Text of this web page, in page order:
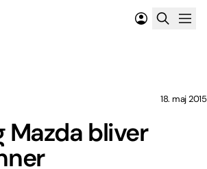
Mazda bliver
18. maj 2015